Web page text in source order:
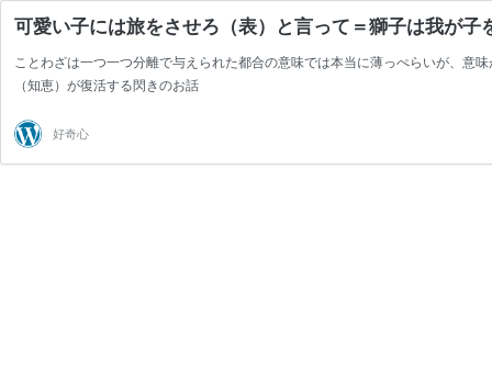
可愛い子には旅をさせろ（表）と言って＝獅子は我が子
ことわざは一つ一つ分離で与えられた都合の意味では本当に薄っぺらいが、意
（知恵）が復活する閃きのお話
好奇心